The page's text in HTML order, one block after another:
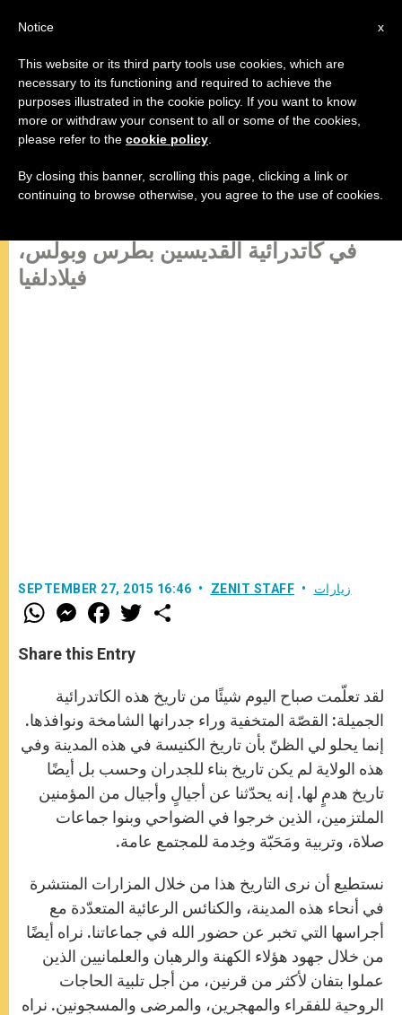
النص الكامل لعظة البابا فرنسيس في
أثناء القداس مع أساقفة وكهنة
ومكرسي بنسلفانيا
في كاتدرائية القديسين بطرس وبولس،
فيلادلفيا
SEPTEMBER 27, 2015 16:46 ZENIT STAFF زيارات
W
h
t
s
p
M
e
s
e
g
e
r
F
a
e
b
o
k
w
r
Share this Entry
لقد تعلّمت صباح اليوم شيئًا من تاريخ هذه الكاتدرائية
الجميلة: القصّة المتخفية وراء جدرانها الشامخة ونوافذها.
إنما يحلو لي الظنّ بأن تاريخ الكنيسة في هذه المدينة وفي
هذه الولاية لم يكن تاريخ بناء للجدران وحسب بل أيضًا
تاريخ هدمٍ لها. إنه يحدّثنا عن أجيالٍ وأجيال من المؤمنين
الملتزمين، الذين خرجوا في الضواحي وبنوا جماعات
صلاة، وتربية ومَحَبّة وخِدمة للمجتمع عامة.
نستطيع أن نرى التاريخ هذا من خلال المزارات المنتشرة
في أنحاء هذه المدينة، والكنائس الرعائية المتعدّدة مع
أجراسها التي تخبر عن حضور الله في جماعاتنا. نراه أيضًا
من خلال جهود هؤلاء الكهنة والرهبان والعلمانيين الذين
عملوا بتفان لأكثر من قرنين، من أجل تلبية الحاجات
الروحية للفقراء والمهجرين، والمرضى والمسجونين. نراه
x
Notice
This website or its third party tools use cookies, which are
necessary to its functioning and required to achieve the
purposes illustrated in the cookie policy. If you want to know
more or withdraw your consent to all or some of the cookies,
please refer to the cookie policy
By closing this banner, scrolling this page, clicking a link or
continuing to browse otherwise, you agree to the use of cookies.